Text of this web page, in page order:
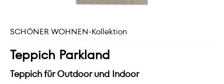
SCHÖNER WOHNEN-Kollektion
Teppich Parkland
Teppich für Outdoor und Indoor